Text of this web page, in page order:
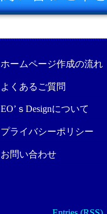
ホームページ作成の流れ
よくあるご質問
EO’ｓDesignについて
プライバシーポリシー
お問い合わせ